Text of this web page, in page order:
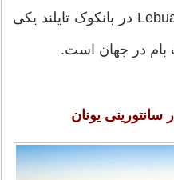
Sky Bar بر فراز برج Lebua State در بانکوک تایلند یکی
بام در جهان است.